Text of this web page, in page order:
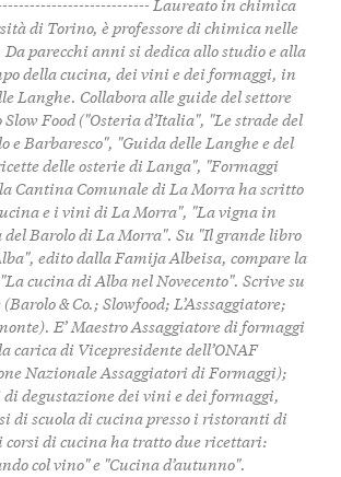
di Torino, è professore di chimica nelle
parecchi anni si dedica allo studio e alla
della cucina, dei vini e dei formaggi, in
Langhe. Collabora alle guide del settore
Food ("Osteria d’Italia", "Le strade del
e Barbaresco", "Guida delle Langhe e del
delle osterie di Langa", "Formaggi
Cantina Comunale di La Morra ha scritto
e i vini di La Morra", "La vigna in
Barolo di La Morra". Su "Il grande libro
edito dalla Famija Albeisa, compare la
cucina di Alba nel Novecento". Scrive su
& Co.; Slowfood; L’Asssaggiatore;
E’ Maestro Assaggiatore di formaggi
carica di Vicepresidente dell’ONAF
Nazionale Assaggiatori di Formaggi);
degustazione dei vini e dei formaggi,
di scuola di cucina presso i ristoranti di
corsi di cucina ha tratto due ricettari:
col vino" e "Cucina d’autunno".